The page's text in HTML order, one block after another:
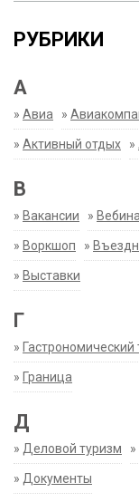
РУБРИКИ
А
» Авиа »
» Активный отдых »
В
» Вакансии »
» Воркшоп »
» Выставки
Г
» Гастрономический
» Граница
Д
» Деловой туризм »
» Документы